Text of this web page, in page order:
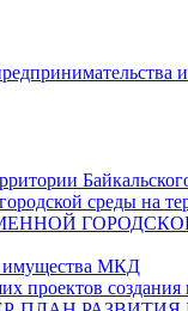
среды на
имущества МКД
проектов